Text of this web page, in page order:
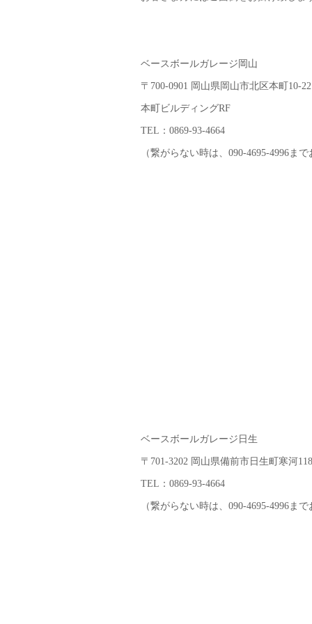
ベースボールガレージ岡山
〒700-0901 岡山県岡山市北区本町10-22
本町ビルディングRF
TEL：0869-93-4664
（繋がらない時は、090-4695-4996まで
ベースボールガレージ日生
〒701-3202 岡山県備前市日生町寒河
TEL：0869-93-4664
（繋がらない時は、090-4695-4996まで